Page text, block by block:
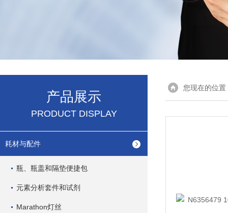
产品展示
PRODUCT DISPLAY
耗材与配件
瓶、瓶盖和隔垫便捷包
元素分析套件和试剂
Marathon灯丝
您现在的位置